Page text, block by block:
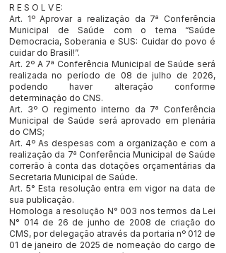
R E S O L V E:
Art. 1º Aprovar a realização da 7ª Conferência
Municipal de Saúde com o tema “Saúde
Democracia, Soberania e SUS: Cuidar do povo é
cuidar do Brasil!”.
Art. 2º A 7ª Conferência Municipal de Saúde será
realizada no período de 08 de julho de 2026,
podendo haver alteração conforme
determinação do CNS.
Art. 3º O regimento interno da 7ª Conferência
Municipal de Saúde será aprovado em plenária
do CMS;
Art. 4º As despesas com a organização e com a
realização da 7ª Conferência Municipal de Saúde
correrão à conta das dotações orçamentárias da
Secretaria Municipal de Saúde.
Art. 5° Esta resolução entra em vigor na data de
sua publicação.
Homologa a resolução N° 003 nos termos da Lei
N° 014 de 26 de junho de 2008 de criação do
CMS, por delegação através da portaria nº 012 de
01 de janeiro de 2025 de nomeação do cargo de